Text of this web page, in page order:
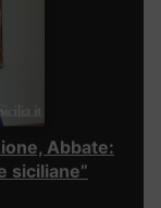
Abbate:
siciliane”